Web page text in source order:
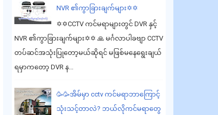
NVR ၏ကွာခြားချက်များ✡️✡️
✡️✡️CCTV ကင်မရာများတွင် DVR နှင့်
NVR ၏ကွာခြားချက်များ✡️✡️ 🙏 မင်္ဂလာပါခဗျာ CCTV
တပ်ဆင်အသုံးပြုတော့မယ်ဆိုရင် မဖြစ်မနေရွေးချယ်
ရမှာကတော့ DVR န...
🥳🥳အိမ်မှာ cctv ကင်မရာဘာကြောင့်
သုံးသင့်တာလဲ? ဘယ်လိုကင်မရာတွေ